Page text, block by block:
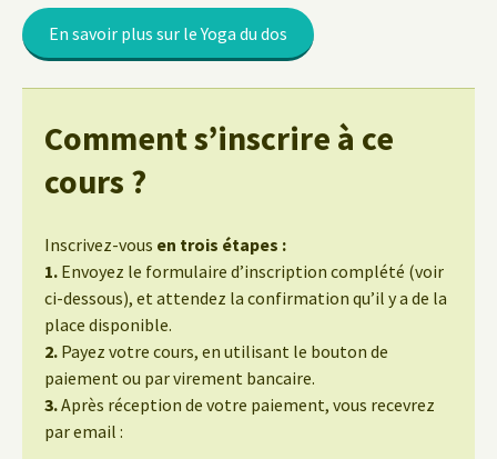
En savoir plus sur le Yoga du dos
Comment s’inscrire à ce
cours ?
Inscrivez-vous en trois étapes :
1. Envoyez le formulaire d’inscription complété (voir
ci-dessous), et attendez la confirmation qu’il y a de la
place disponible.
2. Payez votre cours, en utilisant le bouton de
paiement ou par virement bancaire.
3.Après réception de votre paiement, vous recevrez
par email :